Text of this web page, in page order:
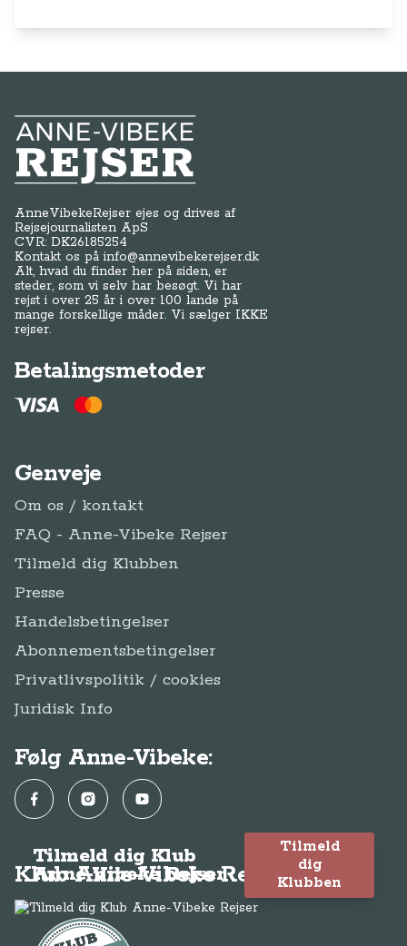
Anne-Vibeke Rejser
AnneVibekeRejser ejes og drives af
Rejsejournalisten ApS
CVR: DK26185254
Kontakt os påinfo@annevibekerejser.dk
Alt, hvad du finder her på siden, er
steder, som vi selv har besøgt. Vi har
rejst i over 25 år i over 100 lande på
mange forskellige måder. Vi sælger IKKE
rejser.
Betalingsmetoder
Genveje
Om os / kontakt
FAQ - Anne-Vibeke Rejser
Tilmeld dig Klubben
Presse
Handelsbetingelser
Abonnementsbetingelser
Privatlivspolitik / cookies
Juridisk Info
Følg Anne-Vibeke:
FacebookInstagramYouTube
Klub Anne-Vibeke Rejser
Tilmeld dig Klub
Anne-Vibeke Rejser
Tilmeld
dig
Klubben